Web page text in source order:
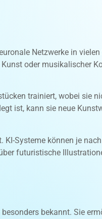
Netzwerke in
oder musikalischer
trainiert, wobei sie
ist, kann sie neue
Systeme können je
futuristische
bekannt. Sie